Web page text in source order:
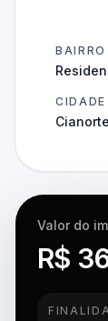
BAIRRO
Valor do
R$